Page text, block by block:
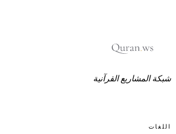
المشاريع القرآنية